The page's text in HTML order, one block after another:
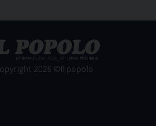
2026 ©Il popolo